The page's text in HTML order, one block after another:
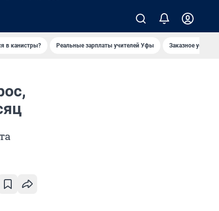
в канистры? Реальные зарплаты учителей Уфы Заказное